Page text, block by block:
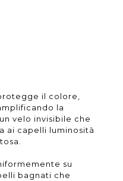
il colore,
la
velo invisibile che
ai capelli luminosità
su
bagnati che